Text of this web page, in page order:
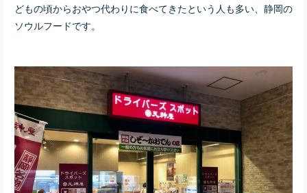
どもの頃からおやつ代わりに食べてきたという人も多い、静岡の
ソウルフードです。